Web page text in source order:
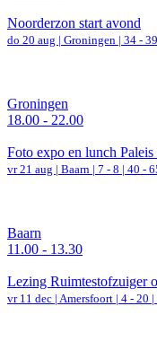
Noorderzon start avond
do 20 aug | Groningen | 34 -
Groningen
18.00 - 22.00
Foto expo en lunch
vr 21 aug | Baarn | 7 - 8 | 40 -
Baarn
11.00 - 13.30
Lezing Ruimtestofzuiger
vr 11 dec | Amersfoort | 4 - 20 |